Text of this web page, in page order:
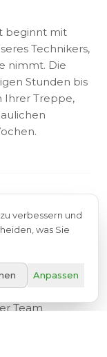
beginnt mit
Technikers,
nimmt. Die
Stunden bis
Ihrer Treppe,
einen
Kosten
Team
verbessern und
was Sie
Anpassen